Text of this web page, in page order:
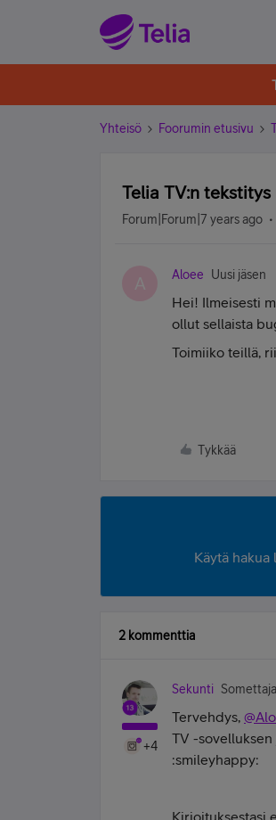
Yhteisö Foorumin etusivu
Telia TV:n
Forum|Forum|7 years ago
A Aloee Uusi jäsen
Hei! Ilmeisesti
ollut sellaista
Toimiiko teillä,
Tykkää
Käytä hakua
2 kommenttia
+4
Sekunti Somettaja
Tervehdys,
TV -
:smileyhappy:
Kirjoituksestasi